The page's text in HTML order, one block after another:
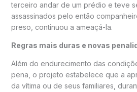
terceiro andar de um prédio e teve
assassinados pelo então
preso, continuou a ameaçá-la.
Regras mais duras e novas
Além do endurecimento das
pena, o projeto estabelece que a
da vítima ou de seus familiares,